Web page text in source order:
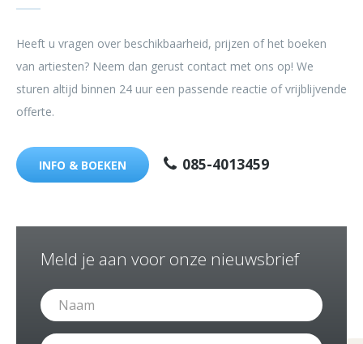
Heeft u vragen over beschikbaarheid, prijzen of het boeken
van artiesten? Neem dan gerust contact met ons op! We
sturen altijd binnen 24 uur een passende reactie of vrijblijvende
offerte.
INFO & BOEKEN 085-4013459
Meld je aan voor onze nieuwsbrief